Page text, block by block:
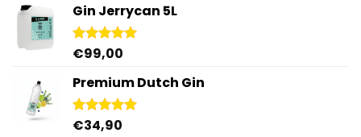
Gin Jerrycan 5L
Gewaardeerd
€99,00
Premium Dutch Gin
Gewaardeerd
€34,90